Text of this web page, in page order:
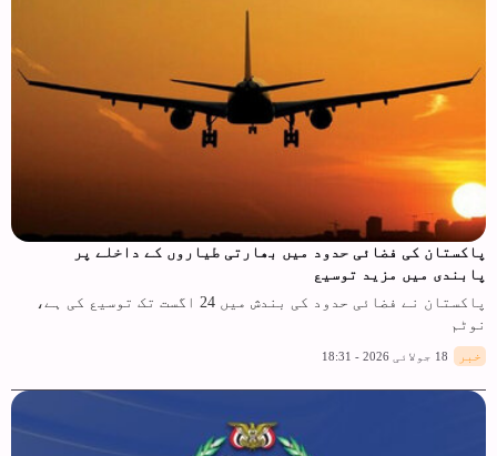
پاکستان کی فضائی حدود میں بھارتی طیاروں کے داخلے پر
پابندی میں مزید توسیع
پاکستان نے فضائی حدود کی بندش میں 24 اگست تک توسیع کی ہے،
نوٹم
خبر 18 جولائی 2026 - 18:31